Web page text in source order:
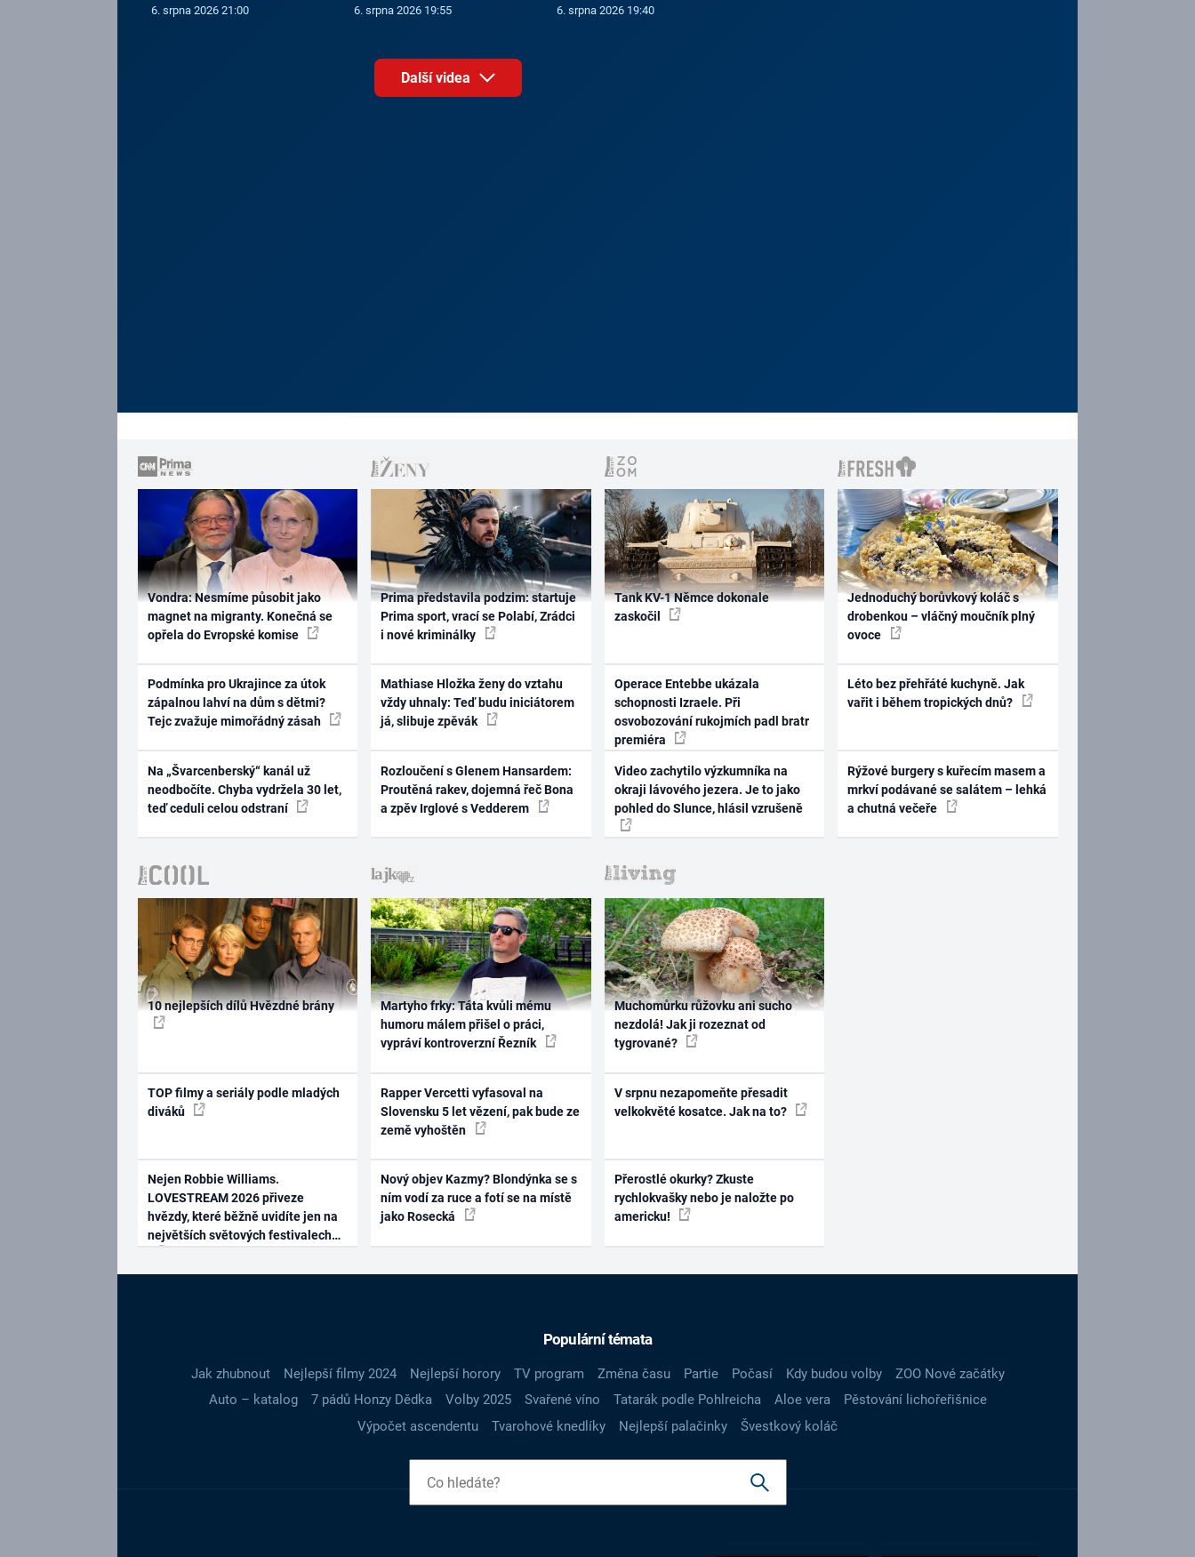
6. srpna 2026 21:00 6. srpna 2026 19:55 6. srpna 2026 19:40
Další videa
Vondra: Nesmíme působit jako
magnet na migranty. Konečná se
opřela do Evropské komise
Podmínka pro Ukrajince za útok
zápalnou lahví na dům s dětmi?
Tejc zvažuje mimořádný zásah
Na „Švarcenberský“ kanál už
neodbočíte. Chyba vydržela 30 let,
teď ceduli celou odstraní
Prima představila podzim: startuje
Prima sport, vrací se Polabí, Zrádci
i nové kriminálky
Mathiase Hložka ženy do vztahu
vždy uhnaly: Teď budu iniciátorem
já, slibuje zpěvák
Rozloučení s Glenem Hansardem:
Proutěná rakev, dojemná řeč Bona
a zpěv Irglové s Vedderem
Tank KV-1 Němce dokonale
zaskočil
Operace Entebbe ukázala
schopnosti Izraele. Při
osvobozování rukojmích padl bratr
premiéra
Video zachytilo výzkumníka na
okraji lávového jezera. Je to jako
pohled do Slunce, hlásil vzrušeně
Jednoduchý borůvkový koláč s
drobenkou – vláčný moučník plný
ovoce
Léto bez přehřáté kuchyně. Jak
vařit i během tropických dnů?
Rýžové burgery s kuřecím masem a
mrkví podávané se salátem – lehká
a chutná večeře
10 nejlepších dílů Hvězdné brány
TOP filmy a seriály podle mladých
diváků
Nejen Robbie Williams.
LOVESTREAM 2026 přiveze
hvězdy, které běžně uvidíte jen na
největších světových festivalech
Martyho frky: Táta kvůli mému
humoru málem přišel o práci,
vypráví kontroverzní Řezník
Rapper Vercetti vyfasoval na
Slovensku 5 let vězení, pak bude ze
země vyhoštěn
Nový objev Kazmy? Blondýnka se s
ním vodí za ruce a fotí se na místě
jako Rosecká
Muchomůrku růžovku ani sucho
nezdolá! Jak ji rozeznat od
tygrované?
V srpnu nezapomeňte přesadit
velkokvěté kosatce. Jak na to?
Přerostlé okurky? Zkuste
rychlokvašky nebo je naložte po
americku!
Populární témata
Jak zhubnout Nejlepší filmy 2024 Nejlepší horory TV program Změna času Partie Počasí Kdy budou volby
ZOO Nové začátky
Auto – katalog
7 pádů Honzy Dědka Volby 2025 Svařené víno Tatarák podle Pohlreicha Aloe vera
Pěstování lichořeřišnice
Výpočet ascendentu
Tvarohové knedlíky Nejlepší palačinky Švestkový koláč